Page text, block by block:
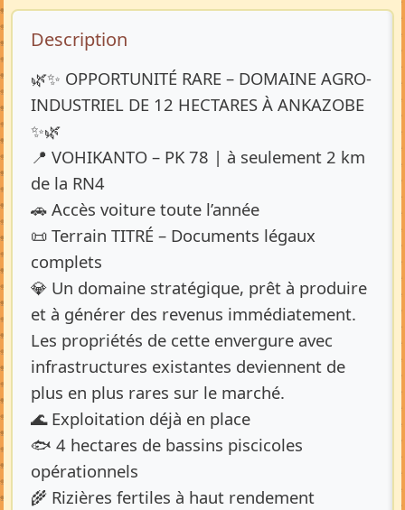
Description de l’annonce
Description
🌿✨ OPPORTUNITÉ RARE – DOMAINE AGRO-
INDUSTRIEL DE 12 HECTARES À ANKAZOBE
✨🌿
📍 VOHIKANTO – PK 78 | à seulement 2 km
de la RN4
🚗 Accès voiture toute l’année
📜 Terrain TITRÉ – Documents légaux
complets
💎 Un domaine stratégique, prêt à produire
et à générer des revenus immédiatement.
Les propriétés de cette envergure avec
infrastructures existantes deviennent de
plus en plus rares sur le marché.
🌊 Exploitation déjà en place
🐟 4 hectares de bassins piscicoles
opérationnels
🌾 Rizières fertiles à haut rendement